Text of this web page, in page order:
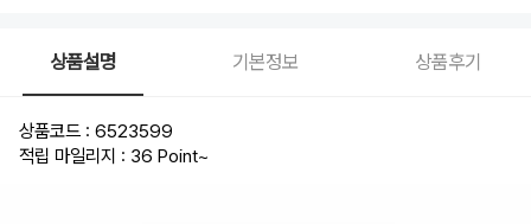
상품설명 기본정보 상품후기
상품코드 : 6523599
적립 마일리지 : 36 Point~